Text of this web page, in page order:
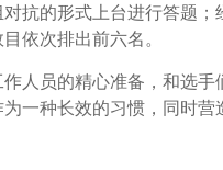
抗的形式上台进行答题
依次排出前六名。
人员的精心准备，和选
一种长效的习惯，同时